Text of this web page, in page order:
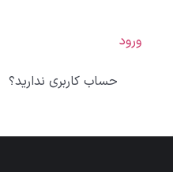
ورود
حساب کاربری ندارید؟